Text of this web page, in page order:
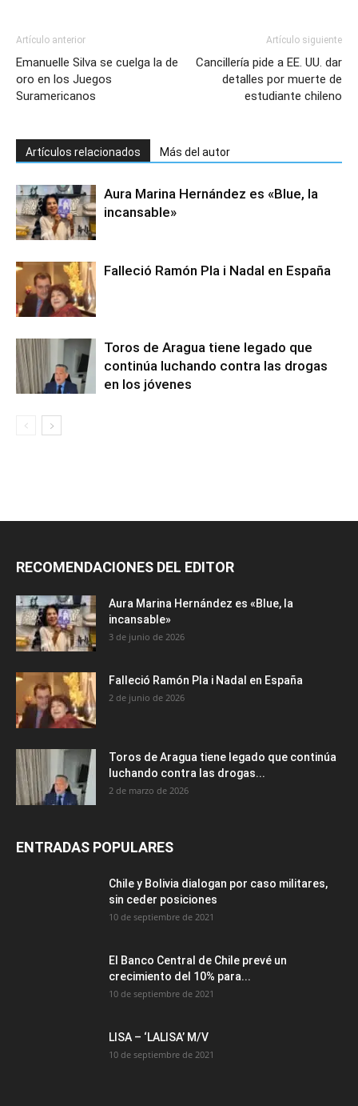
Artículo anterior
Emanuelle Silva se cuelga la de
oro en los Juegos
Suramericanos
Artículo siguiente
Cancillería pide a EE. UU. dar
detalles por muerte de
estudiante chileno
Artículos relacionados Más del autor
Aura Marina Hernández es «Blue, la
incansable»
Falleció Ramón Pla i Nadal en España
Toros de Aragua tiene legado que
continúa luchando contra las drogas
en los jóvenes
RECOMENDACIONES DEL EDITOR
Aura Marina Hernández es «Blue, la
incansable»
3 de junio de 2026
Falleció Ramón Pla i Nadal en España
2 de junio de 2026
Toros de Aragua tiene legado que continúa
luchando contra las drogas...
2 de marzo de 2026
ENTRADAS POPULARES
Chile y Bolivia dialogan por caso militares,
sin ceder posiciones
10 de septiembre de 2021
El Banco Central de Chile prevé un
crecimiento del 10% para...
10 de septiembre de 2021
LISA – ‘LALISA’ M/V
10 de septiembre de 2021